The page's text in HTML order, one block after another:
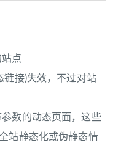
点
链接)失效，不过对站
数的动态页面，这些
站静态化或伪静态情